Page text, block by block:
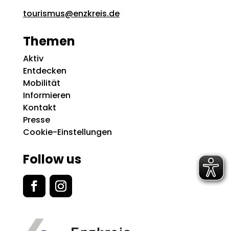
tourismus@enzkreis.de
Themen
Aktiv
Entdecken
Mobilität
Informieren
Kontakt
Presse
Cookie-Einstellungen
Follow us